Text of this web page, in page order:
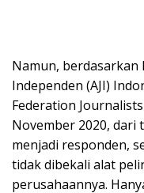
Namun, berdasarkan
Independen (AJI)
Federation
November 2020, dari
menjadi responden,
tidak dibekali alat
perusahaannya.